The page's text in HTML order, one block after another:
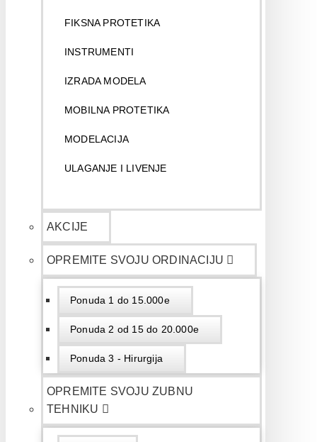
FIKSNA PROTETIKA
INSTRUMENTI
IZRADA MODELA
MOBILNA PROTETIKA
MODELACIJA
ULAGANJE I LIVENJE
AKCIJE
OPREMITE SVOJU ORDINACIJU
Ponuda 1 do 15.000e
Ponuda 2 od 15 do 20.000e
Ponuda 3 - Hirurgija
OPREMITE SVOJU ZUBNU
TEHNIKU